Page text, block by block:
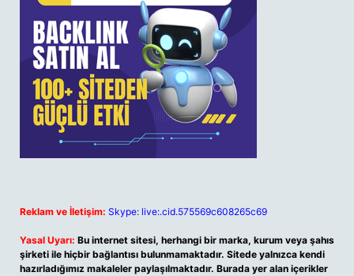
Reklam ve İletişim: Skype: live:.cid.575569c608265c69
Yasal Uyarı: Bu internet sitesi, herhangi bir marka, kurum veya şahıs
şirketi ile hiçbir bağlantısı bulunmamaktadır. Sitede yalnızca kendi
hazırladığımız makaleler paylaşılmaktadır. Burada yer alan içerikler